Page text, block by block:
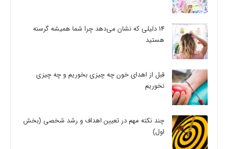
14 دلیلی که نشان می‌دهد چرا شما همیشه گرسنه
هستید
قبل از اهدای خون چه چیزی بخوریم و چه چیزی
نخوریم
چند نکته مهم در تعیین اهداف و رشد شخصی (بخش
اول)